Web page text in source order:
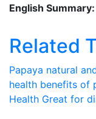
English Summary:
Related
Papaya natural
health benefits of
Health Great for